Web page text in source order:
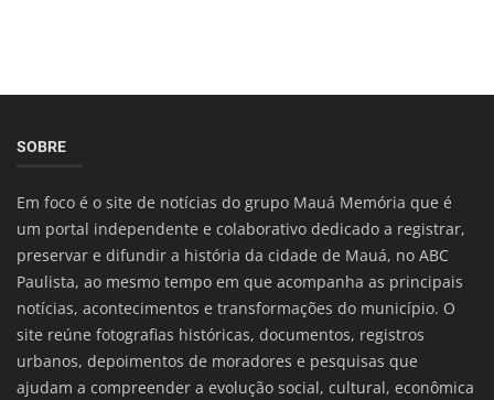
SOBRE
Em foco é o site de notícias do grupo Mauá Memória que é
um portal independente e colaborativo dedicado a registrar,
preservar e difundir a história da cidade de Mauá, no ABC
Paulista, ao mesmo tempo em que acompanha as principais
notícias, acontecimentos e transformações do município. O
site reúne fotografias históricas, documentos, registros
urbanos, depoimentos de moradores e pesquisas que
ajudam a compreender a evolução social, cultural, econômica